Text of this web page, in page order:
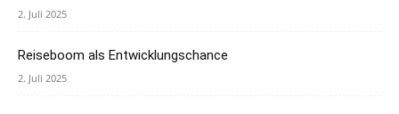
2. Juli 2025
Reiseboom als Entwicklungschance
2. Juli 2025